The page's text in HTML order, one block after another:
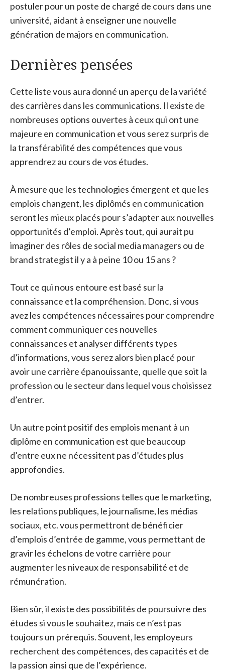
postuler pour un poste de chargé de cours dans une
université, aidant à enseigner une nouvelle
génération de majors en communication.
Dernières pensées
Cette liste vous aura donné un aperçu de la variété
des carrières dans les communications. Il existe de
nombreuses options ouvertes à ceux qui ont une
majeure en communication et vous serez surpris de
la transférabilité des compétences que vous
apprendrez au cours de vos études.
À mesure que les technologies émergent et que les
emplois changent, les diplômés en communication
seront les mieux placés pour s’adapter aux nouvelles
opportunités d’emploi. Après tout, qui aurait pu
imaginer des rôles de social media managers ou de
brand strategist il y a à peine 10 ou 15 ans ?
Tout ce qui nous entoure est basé sur la
connaissance et la compréhension. Donc, si vous
avez les compétences nécessaires pour comprendre
comment communiquer ces nouvelles
connaissances et analyser différents types
d’informations, vous serez alors bien placé pour
avoir une carrière épanouissante, quelle que soit la
profession ou le secteur dans lequel vous choisissez
d’entrer.
Un autre point positif des emplois menant à un
diplôme en communication est que beaucoup
d’entre eux ne nécessitent pas d’études plus
approfondies.
De nombreuses professions telles que le marketing,
les relations publiques, le journalisme, les médias
sociaux, etc. vous permettront de bénéficier
d’emplois d’entrée de gamme, vous permettant de
gravir les échelons de votre carrière pour
augmenter les niveaux de responsabilité et de
rémunération.
Bien sûr, il existe des possibilités de poursuivre des
études si vous le souhaitez, mais ce n’est pas
toujours un prérequis. Souvent, les employeurs
recherchent des compétences, des capacités et de
la passion ainsi que de l’expérience.